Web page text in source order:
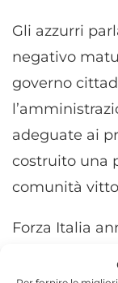
Gli azzurri
negativo
governo
adeguate ai
costruito una
comunità
Forza Italia